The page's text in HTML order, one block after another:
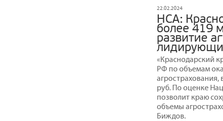
22.02.2024
НСА:
более 419
развитие
«Краснодарский
РФ по объемам
агрострахования,
руб. По оценке
позволит краю
объемы
Биждов.